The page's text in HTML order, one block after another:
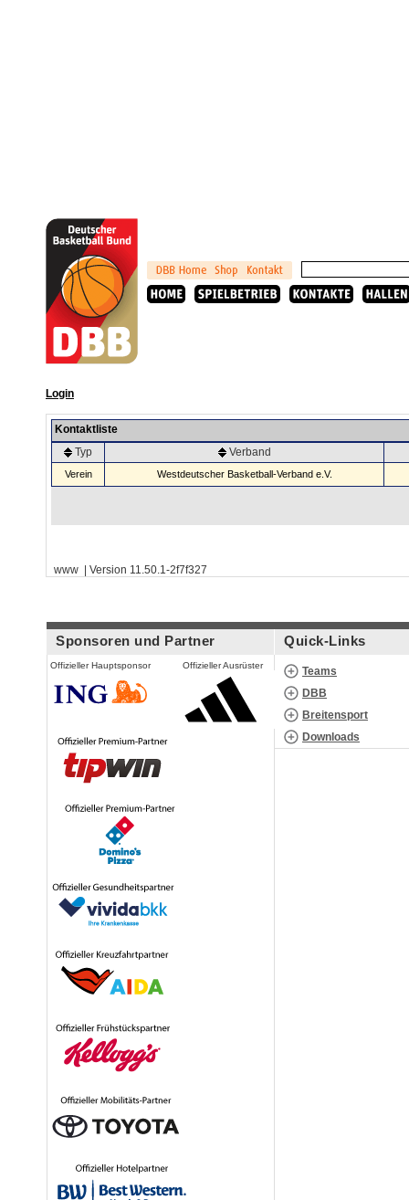
Login
Kontaktliste
Typ
Verband
Verein Westdeutscher Basketball-Verband e.V.
www | Version 11.50.1-2f7f327
Sponsoren und Partner
Offizieller Hauptsponsor Offizieller Ausrüster
Quick-Links
Teams
DBB
Breitensport
Downloads